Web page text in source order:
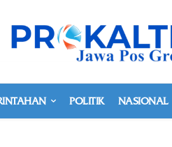
POLITIK NASIONAL